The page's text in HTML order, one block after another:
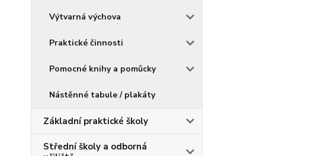
Výtvarná výchova
Praktické činnosti
Pomocné knihy a pomůcky
Nástěnné tabule / plakáty
Základní praktické školy
Střední školy a odborná